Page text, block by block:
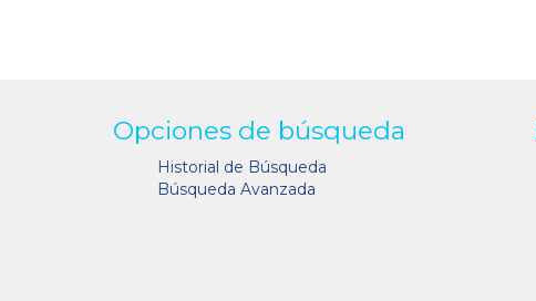
Opciones de búsqueda
Historial de Búsqueda
Búsqueda Avanzada